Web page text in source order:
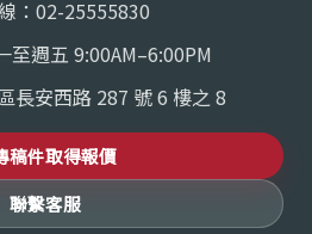
： 02-25555830
至週五 9:00AM–6:00PM
長安西路 287 號 6 樓之 8
稿件取得報價
聯繫客服